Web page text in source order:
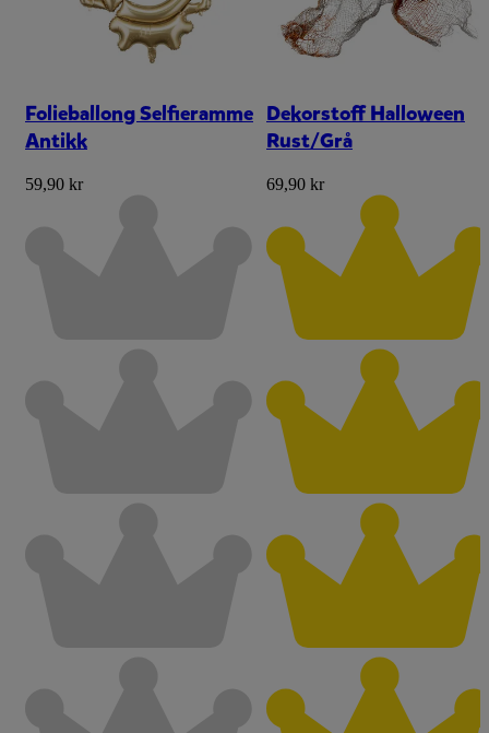
Folieballong Selfieramme
Antikk
59,90 kr
Dekorstoff Halloween
Rust/Grå
69,90 kr